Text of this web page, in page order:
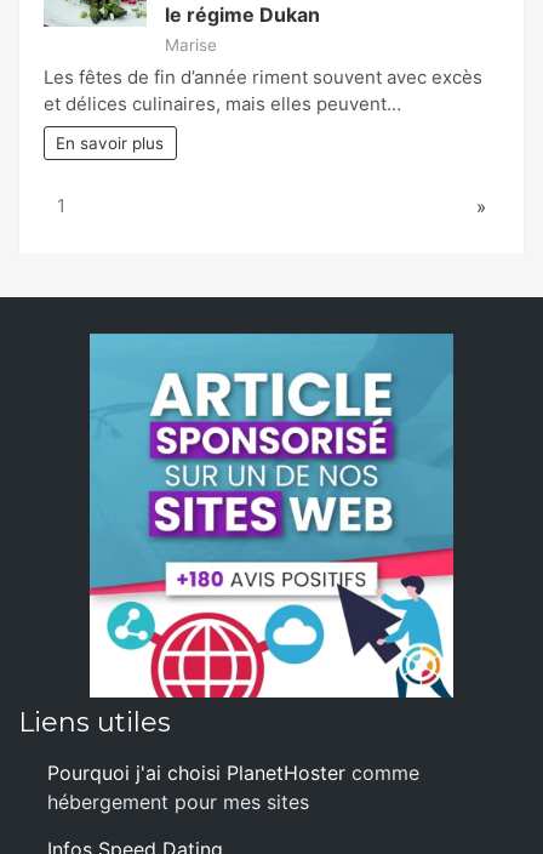
le régime Dukan
Marise
Les fêtes de fin d’année riment souvent avec excès
et délices culinaires, mais elles peuvent…
En savoir plus
Page:
1 Next
»
Liens utiles
Pourquoi j'ai choisi PlanetHoster comme
hébergement pour mes sites
Infos Speed Dating